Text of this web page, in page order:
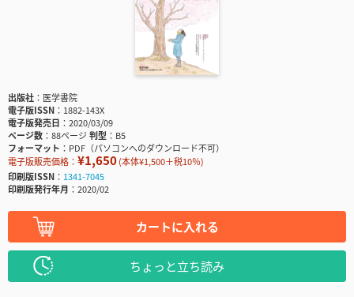
出版社
医学書院
電子版ISSN
1882-143X
電子版発売日
2020/03/09
ページ数
88ページ判型
B5
フォーマット
PDF（パソコンへのダウンロード不可）
電子版販売価格： ¥1,650(本体¥1,500＋税10％)
印刷版ISSN
1341-7045
印刷版発行年月
2020/02
カートに入れる
ちょっと立ち読み